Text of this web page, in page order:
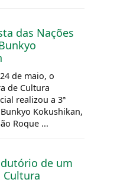
das Nações
de maio, o
de Cultura
realizou a 3ª
Kokushikan,
Roque ...
de um
Cultura